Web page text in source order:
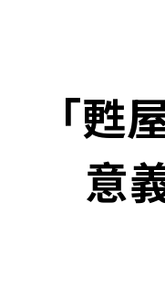
相關報導
關於本會
「甦
意